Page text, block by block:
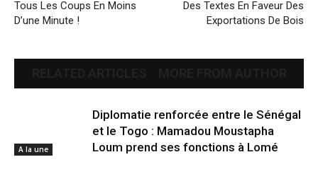
Tous Les Coups En Moins
D’une Minute !
Des Textes En Faveur Des
Exportations De Bois
A la une
Diplomatie renforcée entre le Sénégal
et le Togo : Mamadou Moustapha
Loum prend ses fonctions à Lomé